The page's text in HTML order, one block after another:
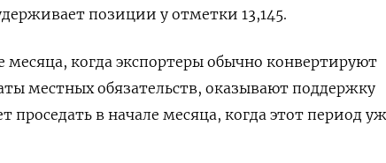
позиции у отметки 13,145.​​
когда экспортеры обычно конвертируют
местных обязательств, оказывают поддержку
в начале месяца, когда этот период